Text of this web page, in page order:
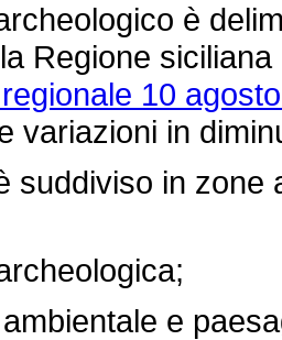
è
Regione
10
variazioni in
in zone
e